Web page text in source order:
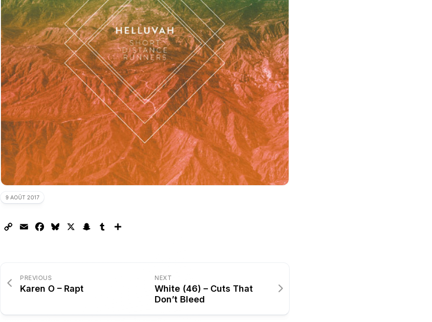
9 AOÛT 2017
Copy Email FacebookBluesky Snapchat
Tumblr
NEXT
White (46) – Cuts That
Don’t Bleed
PREVIOUS
Karen O – Rapt